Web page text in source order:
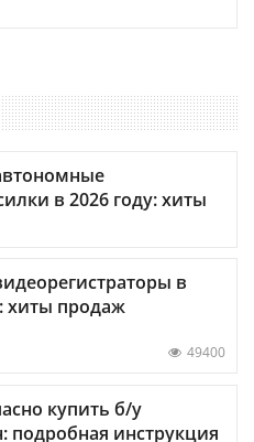
в 2026 году: хиты
в
хиты продаж
49400
купить б/у
подробная инструкция